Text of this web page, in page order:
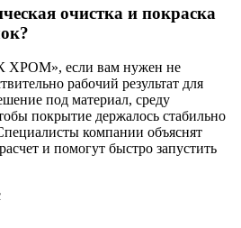
очистка и покраска
ХРОМ», если вам нужен не
рабочий результат для
под материал, среду
покрытие держалось стабильно
компании объяснят
и помогут быстро запустить